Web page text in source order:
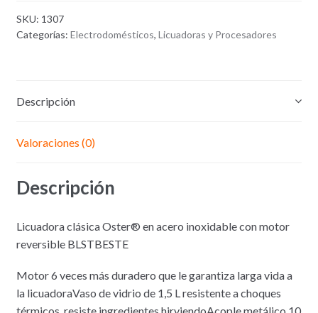
SKU: 1307
Categorías: Electrodomésticos, Licuadoras y Procesadores
Descripción
Valoraciones (0)
Descripción
Licuadora clásica Oster® en acero inoxidable con motor
reversible BLSTBESTE
Motor 6 veces más duradero que le garantiza larga vida a
la licuadoraVaso de vidrio de 1,5 L resistente a choques